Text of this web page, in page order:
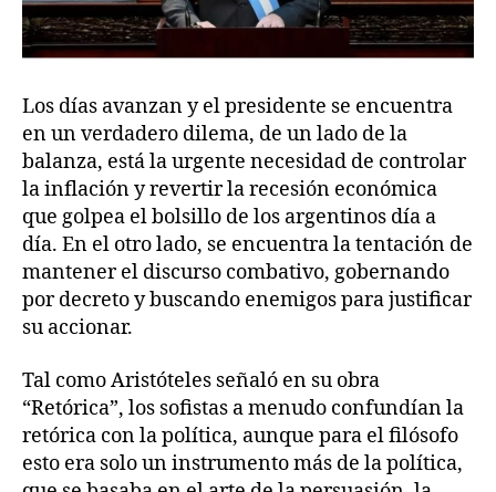
Los días avanzan y el presidente se encuentra
en un verdadero dilema, de un lado de la
balanza, está la urgente necesidad de controlar
la inflación y revertir la recesión económica
que golpea el bolsillo de los argentinos día a
día. En el otro lado, se encuentra la tentación de
mantener el discurso combativo, gobernando
por decreto y buscando enemigos para justificar
su accionar.
Tal como Aristóteles señaló en su obra
“Retórica”, los sofistas a menudo confundían la
retórica con la política, aunque para el filósofo
esto era solo un instrumento más de la política,